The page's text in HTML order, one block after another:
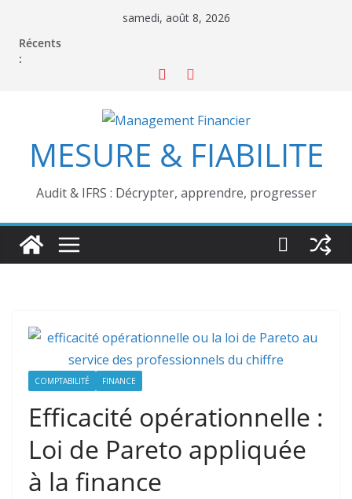
contenu
samedi, août 8, 2026
Récents
:
MESURE & FIABILITE
Audit & IFRS : Décrypter, apprendre, progresser
COMPTABILITÉ FINANCE
Efficacité opérationnelle :
Loi de Pareto appliquée
à la finance